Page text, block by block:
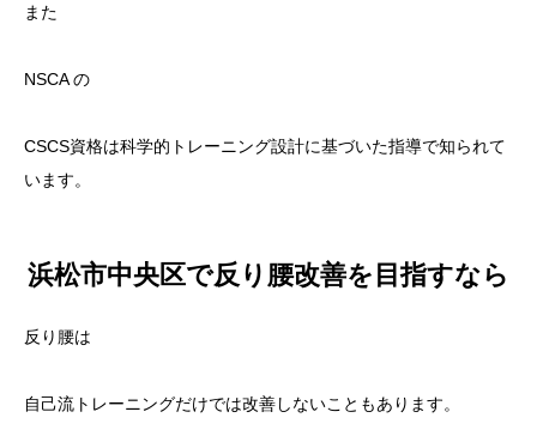
また
NSCA の
CSCS資格は科学的トレーニング設計に基づいた指導で知られて
います。
浜松市中央区で反り腰改善を目指すなら
反り腰は
自己流トレーニングだけでは改善しないこともあります。